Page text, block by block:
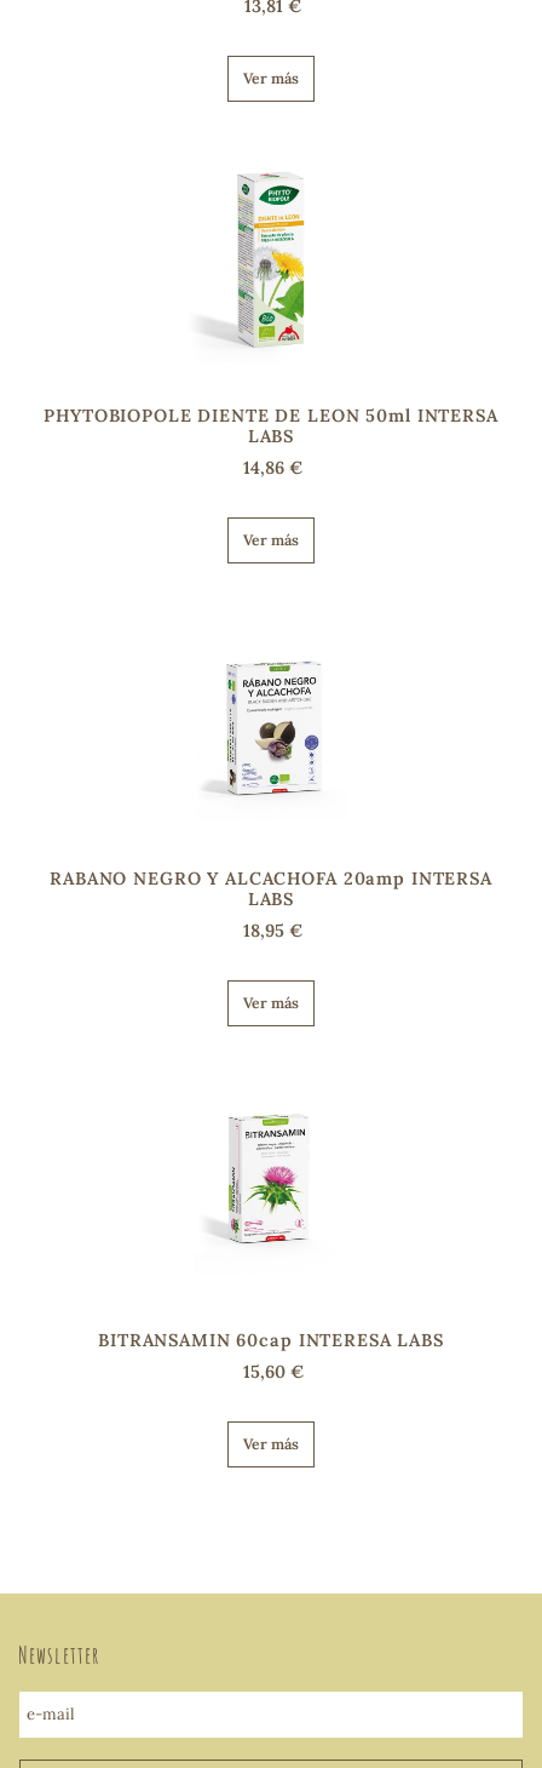
13,81 €
Ver más
PHYTOBIOPOLE DIENTE DE LEON 50ml INTERSA
LABS
14,86 €
Ver más
RABANO NEGRO Y ALCACHOFA 20amp INTERSA
LABS
18,95 €
Ver más
BITRANSAMIN 60cap INTERESA LABS
15,60 €
Ver más
Newsletter
e-mail